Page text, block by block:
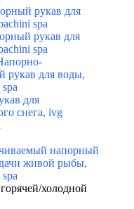
рукав для
spa
рукав для
spa
рукав для воды,
для
снега, ivg
напорный
живой рыбы,
холодной